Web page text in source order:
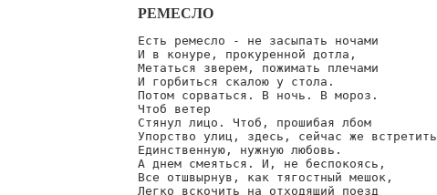
РЕМЕСЛО
Есть ремесло - не засыпать ночами
И в конуре, прокуренной дотла,
Метаться зверем, пожимать плечами
И горбиться скалою у стола.
Потом сорваться. В ночь. В мороз.
Чтоб ветер
Стянул лицо. Чтоб, прошибая лбом
Упорство улиц, здесь, сейчас же встретить
Единственную, нужную любовь.
А днем смеяться. И, не беспокоясь,
Все отшвырнув, как тягостный мешок,
Легко вскочить на отходящий поезд